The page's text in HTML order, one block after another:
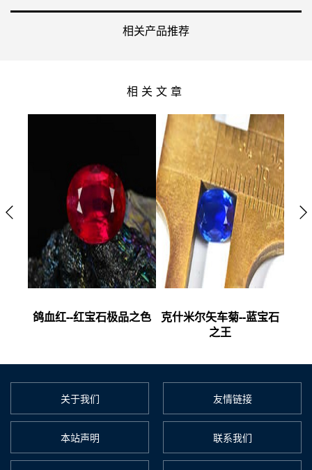
相关产品推荐
相关文章
鸽血红--红宝石极品之色
克什米尔矢车菊--蓝宝石
之王
关于我们 友情链接
本站声明 联系我们